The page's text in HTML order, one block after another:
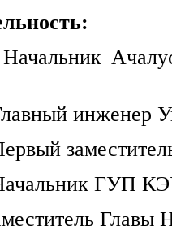
ГУП
Главы